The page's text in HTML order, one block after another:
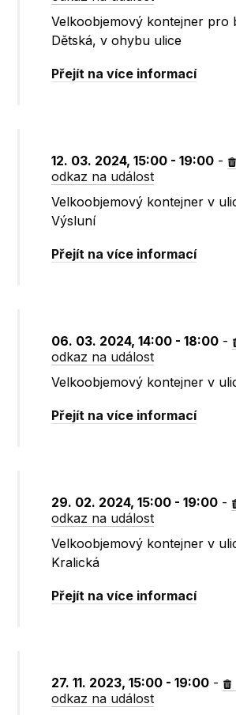
Velkoobjemový kontejner pro
Dětská, v ohybu ulice
Přejít na více informací
12. 03. 2024, 15:00 - 19:00 -
odkaz na událost
Velkoobjemový kontejner v
Výsluní
Přejít na více informací
06. 03. 2024, 14:00 - 18:00 -
odkaz na událost
Velkoobjemový kontejner v
Přejít na více informací
29. 02. 2024, 15:00 - 19:00 -
odkaz na událost
Velkoobjemový kontejner v
Kralická
Přejít na více informací
27. 11. 2023, 15:00 - 19:00 -
odkaz na událost